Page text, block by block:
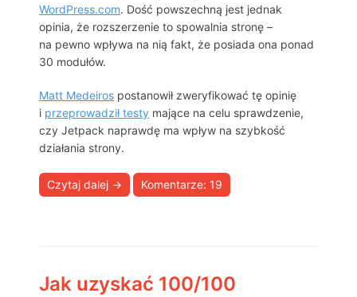
WordPress.com. Dość powszechną jest jednak
opinia, że rozszerzenie to spowalnia stronę –
na pewno wpływa na nią fakt, że posiada ona ponad
30 modułów.
Matt Medeiros postanowił zweryfikować tę opinię
i przeprowadził testy mające na celu sprawdzenie,
czy Jetpack naprawdę ma wpływ na szybkość
działania strony.
Czytaj dalej → Komentarze: 19
Jak uzyskać 100/100